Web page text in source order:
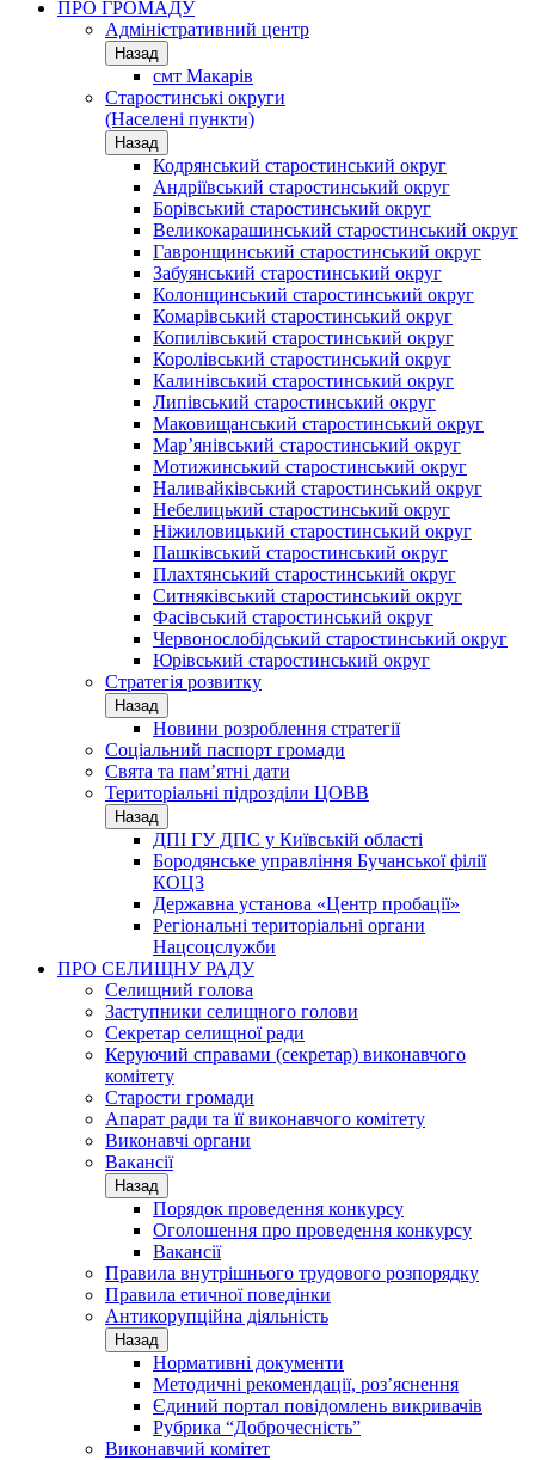
ПРО ГРОМАДУ
Aдміністративний центр
Назад
смт Макарів
Старостинські округи
(Населені пункти)
Назад
Кодрянський старостинський округ
Андріївський старостинський округ
Борівський старостинський округ
Великокарашинський старостинський округ
Гавронщинський старостинський округ
Забуянський старостинський округ
Колонщинський старостинський округ
Комарівський старостинський округ
Копилівський старостинський округ
Королівський старостинський округ
Калинівський старостинський округ
Липівський старостинський округ
Маковищанський старостинський округ
Мар’янівський старостинський округ
Мотижинський старостинський округ
Наливайківський старостинський округ
Небелицький старостинський округ
Ніжиловицький старостинський округ
Пашківський старостинський округ
Плахтянський старостинський округ
Ситняківський старостинський округ
Фасівський старостинський округ
Червонослобідський старостинський округ
Юрівський старостинський округ
Стратегія розвитку
Назад
Новини розроблення стратегії
Соціальний паспорт громади
Свята та пам’ятні дати
Територіальні підрозділи ЦОВВ
Назад
ДПІ ГУ ДПС у Київській області
Бородянське управління Бучанської філії
КОЦЗ
Державна установа «Центр пробації»
Регіональні територіальні органи
Нацсоцслужби
ПРО СЕЛИЩНУ РАДУ
Селищний голова
Заступники селищного голови
Секретар селищної ради
Керуючий справами (секретар) виконавчого
комітету
Старости громади
Апарат ради та її виконавчого комітету
Виконавчі органи
Вакансії
Назад
Порядок проведення конкурсу
Оголошення про проведення конкурсу
Вакансії
Правила внутрішнього трудового розпорядку
Правила етичної поведінки
Антикорупційна діяльність
Назад
Нормативні документи
Методичні рекомендації, роз’яснення
Єдиний портал повідомлень викривачів
Рубрика “Доброчесність”
Виконавчий комітет